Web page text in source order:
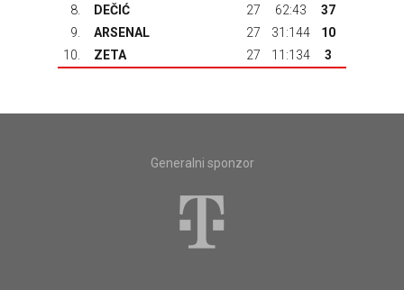
8.
DEČIĆ 27 62:43
37
9.
ARSENAL 27 31:144
10
10.
ZETA 27 11:134 3
Generalni sponzor